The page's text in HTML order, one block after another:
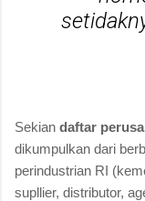
Sekian daftar
dikumpulkan dari
perindustrian RI
supllier, distributor,